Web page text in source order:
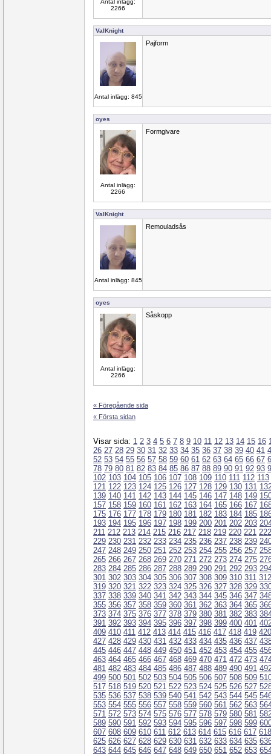
Antal inlägg:
2266
ValKnight
Antal inlägg: 845
Pajform
oyes
Antal inlägg:
2266
Formgivare
ValKnight
Antal inlägg: 845
Remouladsås
oyes
Antal inlägg:
2266
Såskopp
« Föregående sida
« Första sidan
Visar sida: 1 2 3 4 5 6 7 8 9 10 11 12 13 14 15 16
26 27 28 29 30 31 32 33 34 35 36 37 38 39 40 41
52 53 54 55 56 57 58 59 60 61 62 63 64 65 66 67
78 79 80 81 82 83 84 85 86 87 88 89 90 91 92 93
102 103 104 105 106 107 108 109 110 111 112 113
121 122 123 124 125 126 127 128 129 130 131
139 140 141 142 143 144 145 146 147 148 149
157 158 159 160 161 162 163 164 165 166 167
175 176 177 178 179 180 181 182 183 184 185
193 194 195 196 197 198 199 200 201 202 203
211 212 213 214 215 216 217 218 219 220 221 222
229 230 231 232 233 234 235 236 237 238 239
247 248 249 250 251 252 253 254 255 256 257
265 266 267 268 269 270 271 272 273 274 275
283 284 285 286 287 288 289 290 291 292 293
301 302 303 304 305 306 307 308 309 310 311 312
319 320 321 322 323 324 325 326 327 328 329
337 338 339 340 341 342 343 344 345 346 347
355 356 357 358 359 360 361 362 363 364 365
373 374 375 376 377 378 379 380 381 382 383
391 392 393 394 395 396 397 398 399 400 401
409 410 411 412 413 414 415 416 417 418 419 420
427 428 429 430 431 432 433 434 435 436 437
445 446 447 448 449 450 451 452 453 454 455
463 464 465 466 467 468 469 470 471 472 473
481 482 483 484 485 486 487 488 489 490 491
499 500 501 502 503 504 505 506 507 508 509
517 518 519 520 521 522 523 524 525 526 527
535 536 537 538 539 540 541 542 543 544 545
553 554 555 556 557 558 559 560 561 562 563
571 572 573 574 575 576 577 578 579 580 581
589 590 591 592 593 594 595 596 597 598 599
607 608 609 610 611 612 613 614 615 616 617 618
625 626 627 628 629 630 631 632 633 634 635
643 644 645 646 647 648 649 650 651 652 653